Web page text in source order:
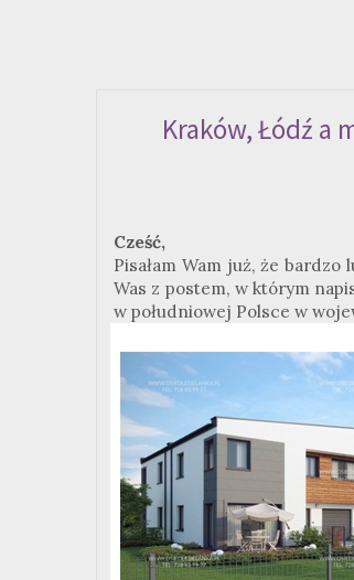
Kraków, Łódź a
Cześć,
Pisałam Wam już, że
Was z postem, w którym
w południowej Polsce w